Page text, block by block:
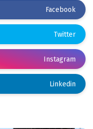
Facebook
Twitter
Instagram
Linkedin